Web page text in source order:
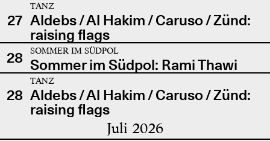
27
TANZ
Aldebs / Al Hakim / Caruso / Zünd:
raising flags
28
SOMMER IM SÜDPOL
Sommer im Südpol: Rami Thawi
28
TANZ
Aldebs / Al Hakim / Caruso / Zünd:
raising flags
Juli 2026